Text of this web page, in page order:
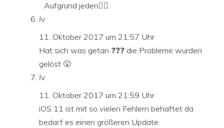
Aufgrund jeden👍🏻
Iv
11. Oktober 2017 um 21:57 Uhr
Hat sich was getan ❓❓❓ die Probleme wurden
gelöst 😤
Iv
11. Oktober 2017 um 21:59 Uhr
iOS 11 ist mit so vielen Fehlern behaftet da
bedarf es einen größeren Update